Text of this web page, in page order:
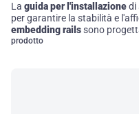
La guida per l'installazionedi
per garantire la stabilità e
embedding railssono
superfici, offrendo una
prodotto